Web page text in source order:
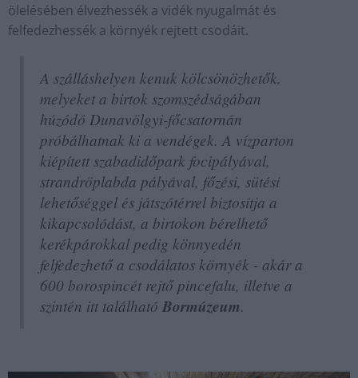
ölelésében élvezhessék a vidék nyugalmát és
felfedezhessék a környék rejtett csodáit.
A szálláshelyen kenuk kölcsönözhetők,
melyeket a birtok szomszédságában
húzódó Dunavölgyi-főcsatornán
próbálhatnak ki a vendégek. A vízparton
kiépített szabadidőpark focipályával,
strandröplabda pályával, főzési, sütési
lehetőséggel és játszótérrel biztosítja a
kikapcsolódást, a birtokon bérelhető
kerékpárokkal pedig könnyedén
felfedezhető a csodálatos környék - akár a
600 borospincét rejtő pincefalu, illetve a
szintén itt található Bormúzeum.